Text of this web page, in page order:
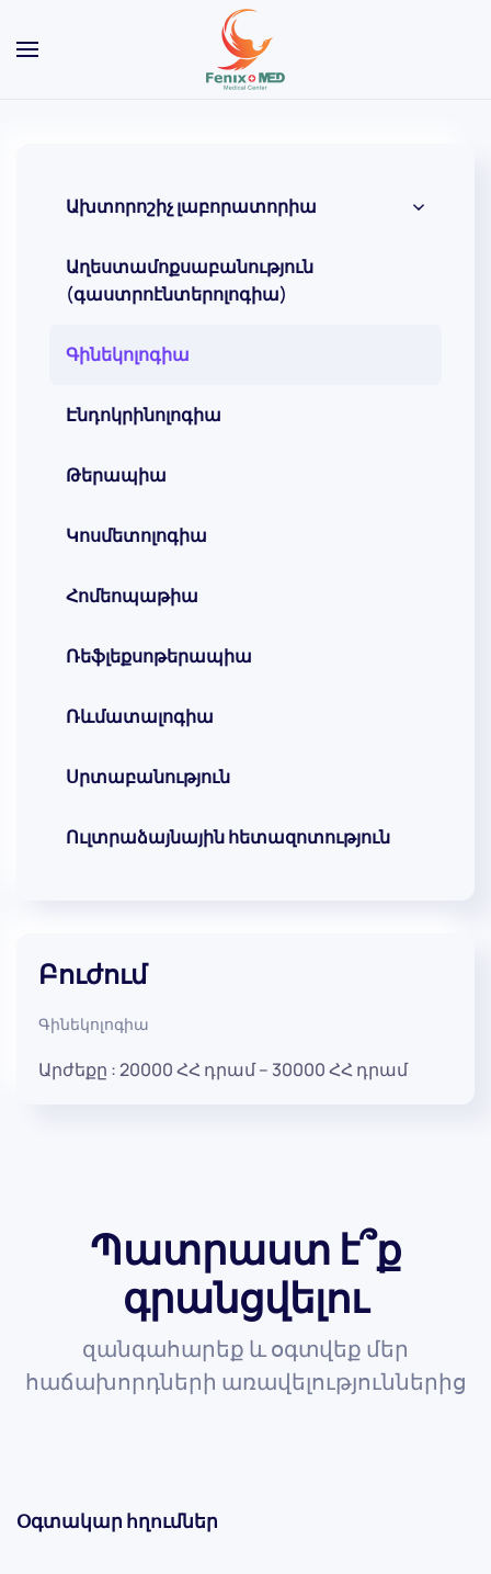
Skip to main content
Ախտորոշիչ լաբորատորիա
Աղեստամոքսաբանություն
(գաստրոէնտերոլոգիա)
Գինեկոլոգիա
Էնդոկրինոլոգիա
Թերապիա
Կոսմետոլոգիա
Հոմեոպաթիա
Ռեֆլեքսոթերապիա
Ռևմատալոգիա
Սրտաբանություն
Ուլտրաձայնային հետազոտություն
Բուժում
Գինեկոլոգիա
Արժեքը :20000ՀՀ դրամ– 30000ՀՀ դրամPrice
Պատրաստ է՞ք
գրանցվելու
զանգահարեք և օգտվեք մեր
հաճախորդների առավելություններից
Օգտակար հղումներ